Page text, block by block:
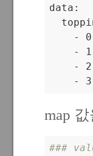
data:
-
-
-
-
map
###